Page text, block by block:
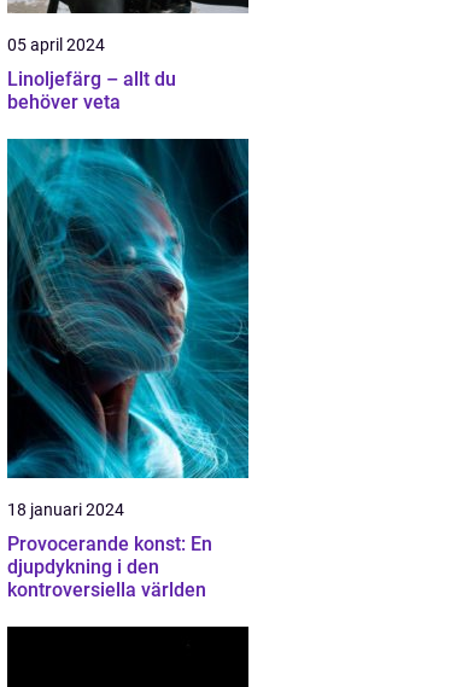
05 april 2024
Linoljefärg – allt du
behöver veta
18 januari 2024
Provocerande konst: En
djupdykning i den
kontroversiella världen